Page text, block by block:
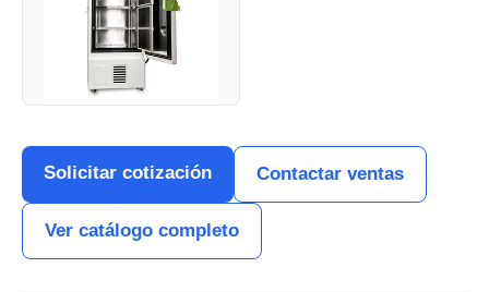
Solicitar cotización Contactar ventas
Ver catálogo completo